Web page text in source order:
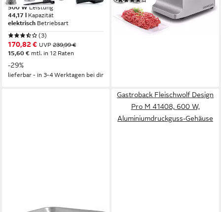
500 W Leistung
44,17 l
Kapazität
elektrisch Betriebsart
(3)
170,82 € UVP 239,99 €
15,60 € mtl. in 12 Raten
-29%
lieferbar - in 3-4 Werktagen bei dir
119,99 €
10,96 €mtl. in 12 Raten
lieferbar - in 3-4 Werktagen bei dir
MAHLZEIT
Gastroback Fleischwolf Design
Pro M 41408, 600 W,
Aluminiumdruckguss-Gehäuse